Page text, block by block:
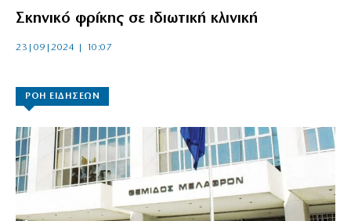
Σκηνικό φρίκης σε ιδιωτική κλινική
23|09|2024 | 10:07
ΡΟΗ ΕΙΔΗΣΕΩΝ